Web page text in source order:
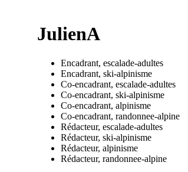
JulienA
Encadrant, escalade-adultes
Encadrant, ski-alpinisme
Co-encadrant, escalade-adultes
Co-encadrant, ski-alpinisme
Co-encadrant, alpinisme
Co-encadrant, randonnee-alpine
Rédacteur, escalade-adultes
Rédacteur, ski-alpinisme
Rédacteur, alpinisme
Rédacteur, randonnee-alpine